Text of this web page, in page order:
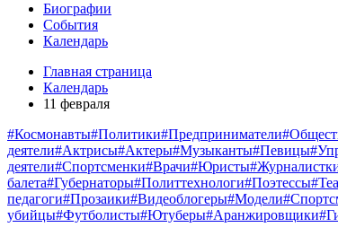
Биографии
События
Календарь
Главная страница
Календарь
11 февраля
#Космонавты#Политики#Предприниматели
деятели#Актрисы#Актеры#Музыканты#Певицы
деятели#Спортсменки#Врачи#Юристы
балета#Губернаторы#Политтехнологи#Поэтессы
педагоги#Прозаики#Видеоблогеры#Модели
убийцы#Футболисты#Ютуберы#Аранжировщики